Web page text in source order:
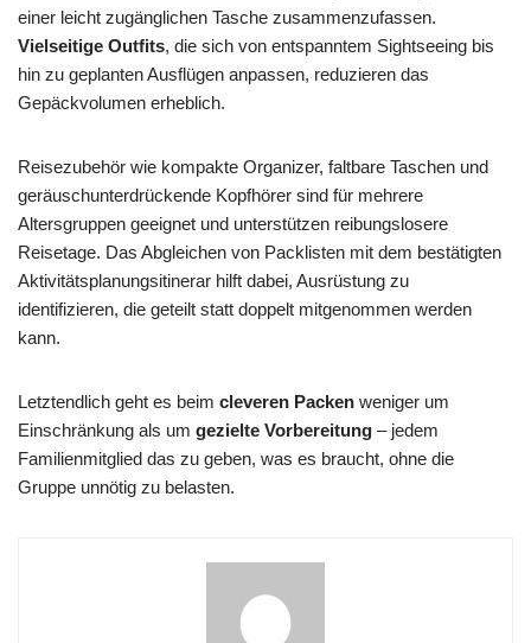
einer leicht zugänglichen Tasche zusammenzufassen.
Vielseitige Outfits, die sich von entspanntem Sightseeing bis
hin zu geplanten Ausflügen anpassen, reduzieren das
Gepäckvolumen erheblich.
Reisezubehör wie kompakte Organizer, faltbare Taschen und
geräuschunterdrückende Kopfhörer sind für mehrere
Altersgruppen geeignet und unterstützen reibungslosere
Reisetage. Das Abgleichen von Packlisten mit dem bestätigten
Aktivitätsplanungsitinerar hilft dabei, Ausrüstung zu
identifizieren, die geteilt statt doppelt mitgenommen werden
kann.
Letztendlich geht es beim cleveren Packen weniger um
Einschränkung als um gezielte Vorbereitung – jedem
Familienmitglied das zu geben, was es braucht, ohne die
Gruppe unnötig zu belasten.